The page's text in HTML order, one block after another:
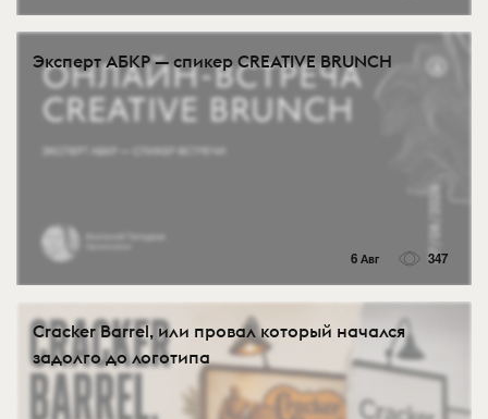
Эксперт АБКР — спикер CREATIVE BRUNCH
6 Авг 347
Cracker Barrel, или провал который начался
задолго до логотипа